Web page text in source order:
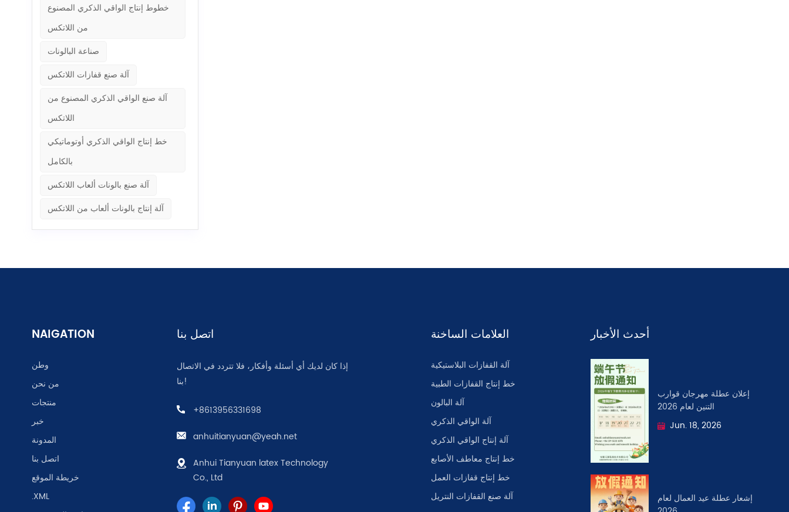
خطوط إنتاج الواقي الذكري المصنوع
من اللاتكس
صناعة البالونات
آلة صنع قفازات اللاتكس
آلة صنع الواقي الذكري المصنوع من
اللاتكس
خط إنتاج الواقي الذكري أوتوماتيكي
بالكامل
آلة صنع بالونات ألعاب اللاتكس
آلة إنتاج بالونات ألعاب من اللاتكس
NAIGATION
وطن
من نحن
منتجات
خبر
المدونة
اتصل بنا
خريطة الموقع
.XML
اتصل بنا
إذا كان لديك أي أسئلة وأفكار، فلا تتردد في الاتصال
بنا!
+8613956331698
anhuitianyuan@yeah.net
Anhui Tianyuan latex Technology
Co., Ltd
العلامات الساخنة
آلة القفازات البلاستيكية
خط إنتاج القفازات الطبية
آلة البالون
آلة الواقي الذكري
آلة إنتاج الواقي الذكري
خط إنتاج معاطف الأصابع
خط إنتاج قفازات العمل
آلة صنع القفازات النتريل
أحدث الأخبار
إعلان عطلة مهرجان قوارب
التنين لعام 2026
Jun. 18, 2026
إشعار عطلة عيد العمال لعام